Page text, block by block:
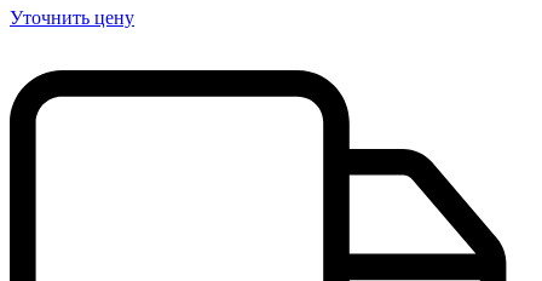
Уточнить цену